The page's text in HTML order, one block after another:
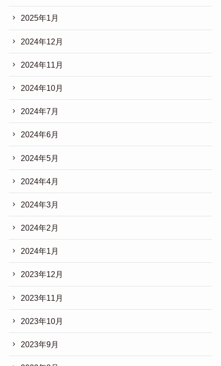
2025年1月
2024年12月
2024年11月
2024年10月
2024年7月
2024年6月
2024年5月
2024年4月
2024年3月
2024年2月
2024年1月
2023年12月
2023年11月
2023年10月
2023年9月